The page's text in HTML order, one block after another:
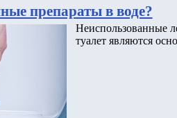
препараты в воде?
Неиспользованные
туалет являются